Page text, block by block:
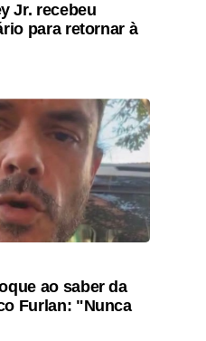
Jr. recebeu
para retornar à
ao saber da
Furlan: "Nunca